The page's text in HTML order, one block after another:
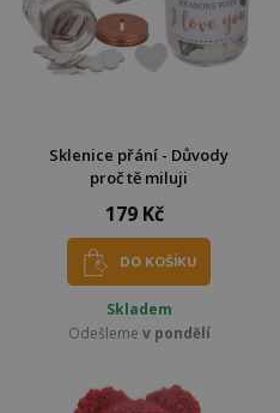
Sklenice přání - Důvody
proč tě miluji
179 Kč
DO KOŠÍKU
Skladem
Odešleme v pondělí